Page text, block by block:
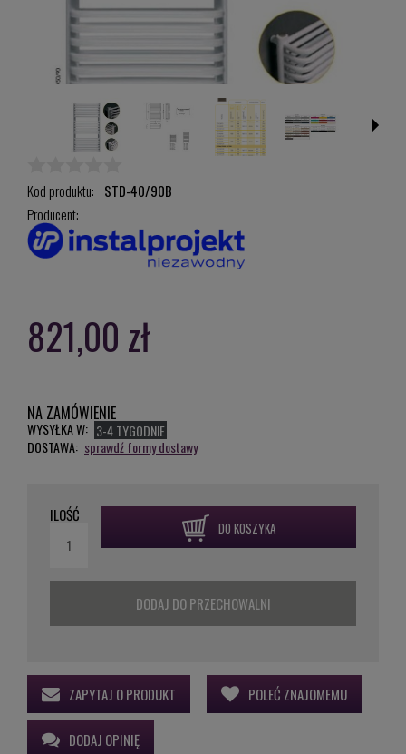
Kod produktu: STD-40/90B
Producent:
821,00 zł
NA ZAMÓWIENIE
WYSYŁKA W: 3-4 TYGODNIE
DOSTAWA: sprawdź formy dostawy
ILOŚĆ
DO KOSZYKA
DODAJ DO PRZECHOWALNI
ZAPYTAJ O PRODUKT POLEĆ ZNAJOMEMU
DODAJ OPINIĘ